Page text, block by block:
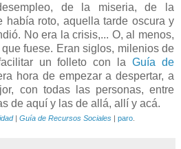
de la miseria, de la
había roto, aquella tarde oscura y
No era la crisis,... O, al menos,
fuese. Eran siglos, milenios de
un folleto con laGuía de
hora de empezar a despertar, a
con todas las personas, entre
de aquí y las de allá, allí y acá.
| Guía de Recursos Sociales| paro.